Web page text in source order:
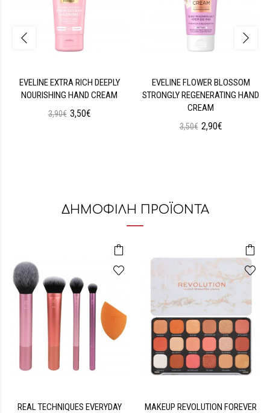
EVELINE EXTRA RICH DEEPLY
NOURISHING HAND CREAM
3,90€ 3,50€
EVELINE FLOWER BLOSSOM
STRONGLY REGENERATING HAND
CREAM
3,50€ 2,90€
ΔΗΜΟΦΙΛΗ ΠΡΟΪΟΝΤΑ
REAL TECHNIQUES EVERYDAY
MAKEUP REVOLUTION FOREVER